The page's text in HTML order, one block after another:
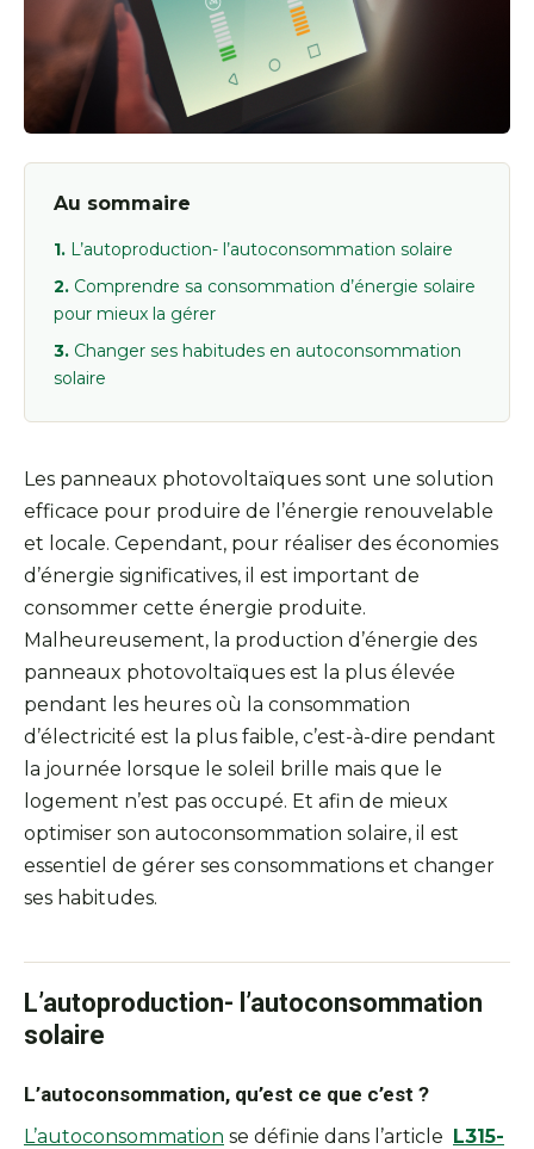
Au sommaire
L’autoproduction- l’autoconsommation solaire
Comprendre sa consommation d’énergie solaire
pour mieux la gérer
Changer ses habitudes en autoconsommation
solaire
Les panneaux photovoltaïques sont une solution
efficace pour produire de l’énergie renouvelable
et locale. Cependant, pour réaliser des économies
d’énergie significatives, il est important de
consommer cette énergie produite.
Malheureusement, la production d’énergie des
panneaux photovoltaïques est la plus élevée
pendant les heures où la consommation
d’électricité est la plus faible, c’est-à-dire pendant
la journée lorsque le soleil brille mais que le
logement n’est pas occupé. Et afin de mieux
optimiser son autoconsommation solaire, il est
essentiel de gérer ses consommations et changer
ses habitudes.
L’autoproduction- l’autoconsommation
solaire
L’autoconsommation, qu’est ce que c’est ?
L’autoconsommation se définie dans l’article L315-